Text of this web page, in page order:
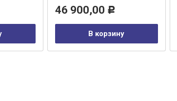
46 900,00 Р
В корзину